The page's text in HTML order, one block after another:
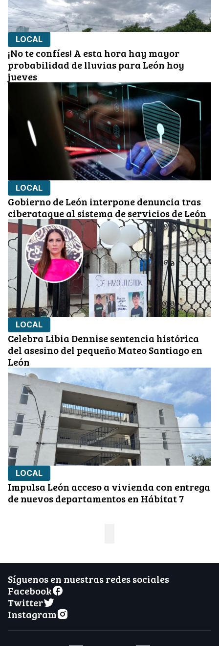
LOCAL
¡No te confíes! A esta hora hay mayor
probabilidad de lluvias para León hoy
jueves
LOCAL
Gobierno de León interpone denuncia tras
ciberataque al sistema de servicios de León
LOCAL
Celebra Libia Dennise sentencia histórica
del asesino del pequeño Mateo Santiago en
León
LOCAL
Impulsa León acceso a vivienda con entrega
de nuevos departamentos en Hábitat 7
Síguenos en nuestras redes sociales
Facebook
Twitter
Instagram